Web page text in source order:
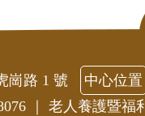
崗路 1 號
中心位置
老人養護暨福